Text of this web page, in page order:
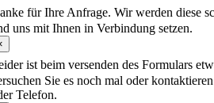
für Ihre Anfrage. Wir werden diese
uns mit Ihnen in Verbindung setzen.
ist beim versenden des Formulars
Sie es noch mal oder
Telefon.